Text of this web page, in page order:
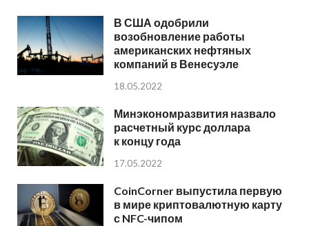
В США одобрили
возобновление работы
американских нефтяных
компаний в Венесуэле
18.05.2022
Минэкономразвития назвало
расчетный курс доллара
к концу года
17.05.2022
CoinCorner выпустила первую
в мире криптовалютную карту
с NFC-чипом